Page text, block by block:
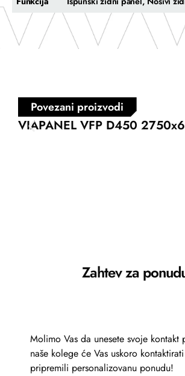
Povezani proizvodi
VIAPANEL VFP D450
Zahtev za
Molimo Vas da unesete svoje kontakt
naše kolege će Vas uskoro
pripremili personalizovanu ponudu!